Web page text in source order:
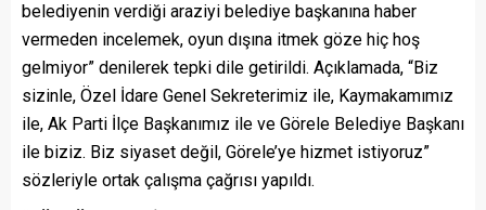
belediyenin verdiği araziyi belediye başkanına haber
vermeden incelemek, oyun dışına itmek göze hiç hoş
gelmiyor” denilerek tepki dile getirildi. Açıklamada, “Biz
sizinle, Özel İdare Genel Sekreterimiz ile, Kaymakamımız
ile, Ak Parti İlçe Başkanımız ile ve Görele Belediye Başkanı
ile biziz. Biz siyaset değil, Görele’ye hizmet istiyoruz”
sözleriyle ortak çalışma çağrısı yapıldı.